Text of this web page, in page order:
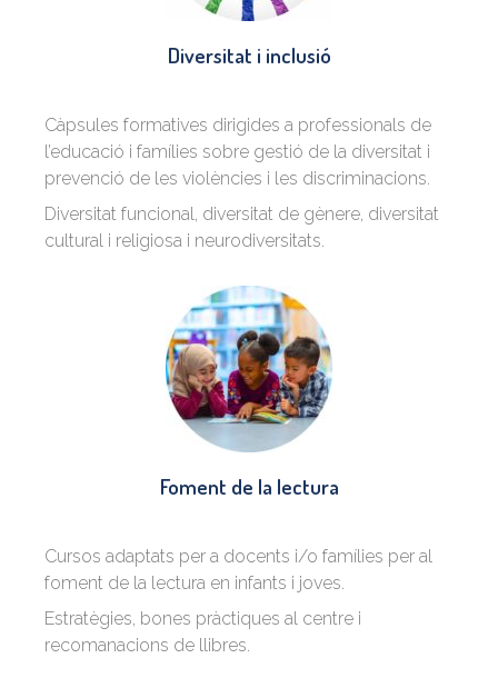
Diversitat i inclusió
Càpsules formatives dirigides a professionals de
l’educació i famílies sobre gestió de la diversitat i
prevenció de les violències i les discriminacions.
Diversitat funcional, diversitat de gènere, diversitat
cultural i religiosa i neurodiversitats.
Foment de la lectura
Cursos adaptats per a docents i/o famílies per al
foment de la lectura en infants i joves.
Estratègies, bones pràctiques al centre i
recomanacions de llibres.